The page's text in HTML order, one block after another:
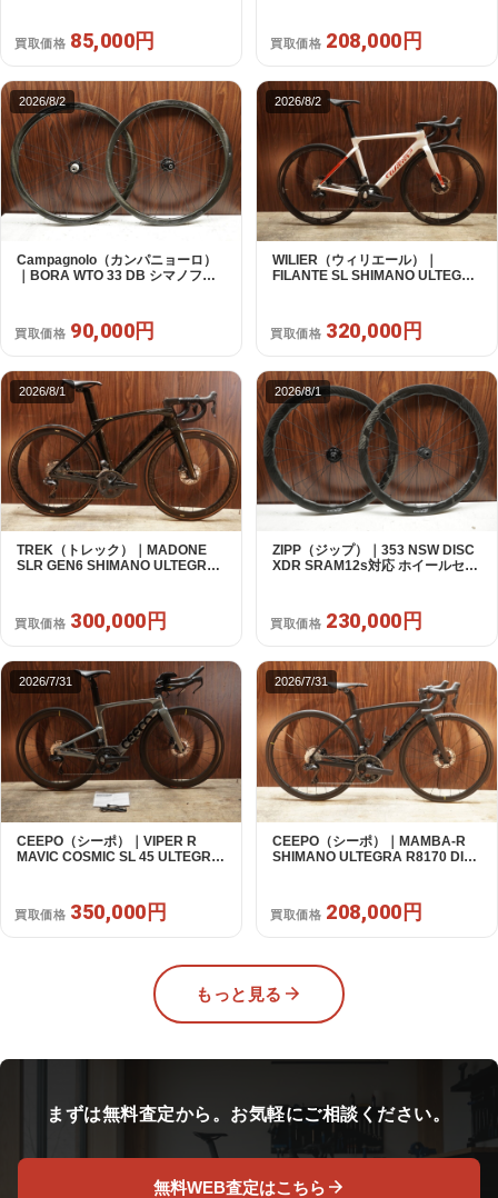
買取価格 85,000円
年｜美品｜買取金額 208,000円
買取価格 208,000円
2026/8/2
Campagnolo（カンパニョーロ）
｜BORA WTO 33 DB シマノフリ
買取価格 90,000円
2026/8/2
WILIER（ウィリエール）｜
FILANTE SL SHIMANO ULTEGRA
買取価格 320,000円
2026/8/1
TREK（トレック）｜MADONE
SLR GEN6 SHIMANO ULTEGRA
買取価格 300,000円
2026/8/1
ZIPP（ジップ）｜353 NSW DISC
XDR SRAM12s対応 ホイールセッ
買取価格 230,000円
2026/7/31
CEEPO（シーポ）｜VIPER R
MAVIC COSMIC SL 45 ULTEGRA
買取価格 350,000円
2026/7/31
CEEPO（シーポ）｜MAMBA-R
SHIMANO ULTEGRA R8170 DI2
買取価格 208,000円
もっと見る
まずは無料査定から。お気軽にご相談ください。
無料WEB査定はこちら